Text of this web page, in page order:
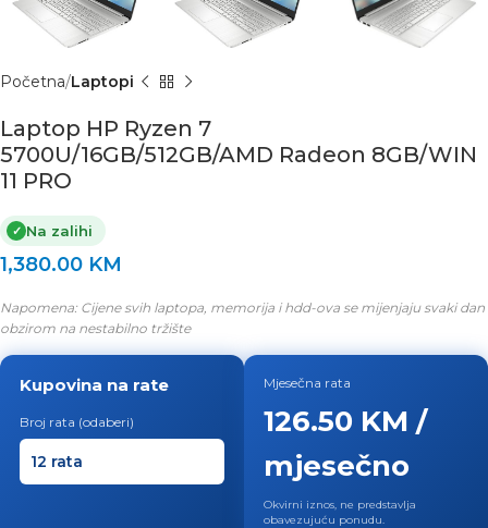
Početna Laptopi
Laptop HP Ryzen 7
5700U/16GB/512GB/AMD Radeon 8GB/WIN
11 PRO
✓ Na zalihi
1,380.00 KM
Napomena: Cijene svih laptopa, memorija i hdd-ova se mijenjaju svaki dan
obzirom na nestabilno tržište
Kupovina na rate
Broj rata (odaberi)
Mjesečna rata
126.50 KM /
mjesečno
Okvirni iznos, ne predstavlja
obavezujuću ponudu.